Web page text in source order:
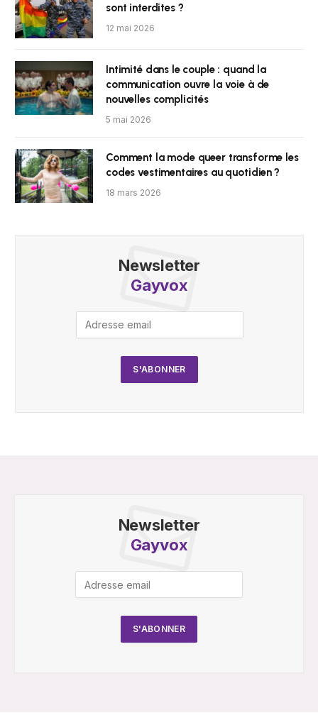
sont interdites ?
12 mai 2026
Intimité dans le couple : quand la
communication ouvre la voie à de
nouvelles complicités
5 mai 2026
Comment la mode queer transforme les
codes vestimentaires au quotidien ?
18 mars 2026
Newsletter
Gayvox
Newsletter
Gayvox